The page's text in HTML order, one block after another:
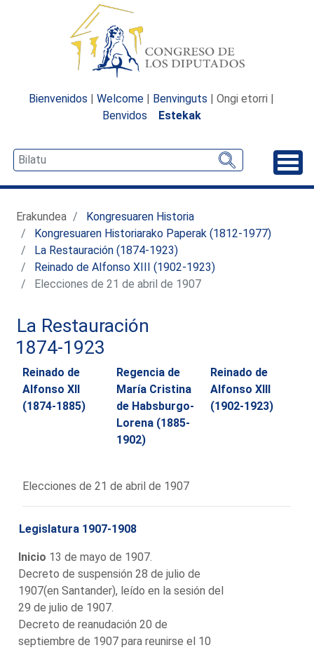
Bienvenidos | Welcome | Benvinguts | Ongi etorri |
Benvidos
Estekak
Erakundea
Kongresuaren Historia
Kongresuaren Historiarako Paperak (1812-1977)
La Restauración (1874-1923)
Reinado de Alfonso XIII (1902-1923)
Elecciones de 21 de abril de 1907
La Restauración
1874-1923
Reinado de
Alfonso XII
(1874-1885)
Regencia de
María Cristina
de Habsburgo-
Lorena (1885-
1902)
Reinado de
Alfonso XIII
(1902-1923)
Elecciones de 21 de abril de 1907
Legislatura 1907-1908
Inicio 13 de mayo de 1907.
Decreto de suspensión 28 de julio de
1907(en Santander), leído en la sesión del
29 de julio de 1907.
Decreto de reanudación 20 de
septiembre de 1907 para reunirse el 10